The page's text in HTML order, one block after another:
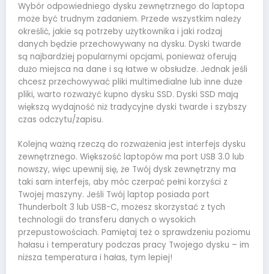
Wybór odpowiedniego dysku zewnętrznego do laptopa
może być trudnym zadaniem. Przede wszystkim należy
określić, jakie są potrzeby użytkownika i jaki rodzaj
danych będzie przechowywany na dysku. Dyski twarde
są najbardziej popularnymi opcjami, ponieważ oferują
dużo miejsca na dane i są łatwe w obsłudze. Jednak jeśli
chcesz przechowywać pliki multimedialne lub inne duże
pliki, warto rozważyć kupno dysku SSD. Dyski SSD mają
większą wydajność niż tradycyjne dyski twarde i szybszy
czas odczytu/zapisu.
Kolejną ważną rzeczą do rozważenia jest interfejs dysku
zewnętrznego. Większość laptopów ma port USB 3.0 lub
nowszy, więc upewnij się, że Twój dysk zewnętrzny ma
taki sam interfejs, aby móc czerpać pełni korzyści z
Twojej maszyny. Jeśli Twój laptop posiada port
Thunderbolt 3 lub USB-C, możesz skorzystać z tych
technologii do transferu danych o wysokich
przepustowościach. Pamiętaj też o sprawdzeniu poziomu
hałasu i temperatury podczas pracy Twojego dysku – im
niższa temperatura i hałas, tym lepiej!